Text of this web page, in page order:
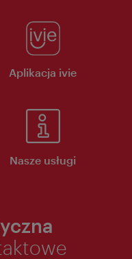
Aplikacja ivie
Nasze usługi